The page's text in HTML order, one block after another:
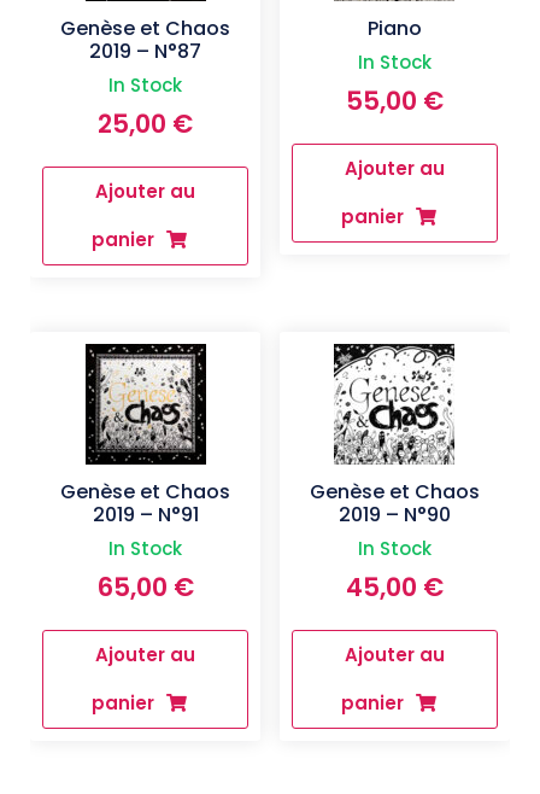
Genèse et Chaos
2019 – N°87
In Stock
25,00 €
Ajouter au
panier
Piano
In Stock
55,00 €
Ajouter au
panier
Genèse et Chaos
2019 – N°91
In Stock
65,00 €
Ajouter au
panier
Genèse et Chaos
2019 – N°90
In Stock
45,00 €
Ajouter au
panier